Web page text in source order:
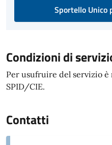
Sportello Unico
Condizioni di
Per usufruire del servizio
SPID/CIE.
Contatti